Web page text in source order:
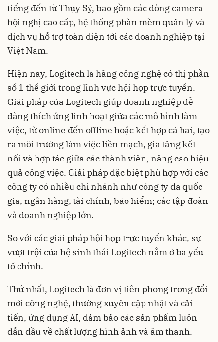
tiếng đến từ Thụy Sỹ, bao gồm các dòng camera
hội nghị cao cấp, hệ thống phần mềm quản lý và
dịch vụ hỗ trợ toàn diện tới các doanh nghiệp tại
Việt Nam.
Hiện nay, Logitech là hãng công nghệ có thị phần
số 1 thế giới trong lĩnh vực hội họp trực tuyến.
Giải pháp của Logitech giúp doanh nghiệp dễ
dàng thích ứng linh hoạt giữa các mô hình làm
việc, từ online đến offline hoặc kết hợp cả hai, tạo
ra môi trường làm việc liền mạch, gia tăng kết
nối và hợp tác giữa các thành viên, nâng cao hiệu
quả công việc. Giải pháp đặc biệt phù hợp với các
công ty có nhiều chi nhánh như công ty đa quốc
gia, ngân hàng, tài chính, bảo hiểm; các tập đoàn
và doanh nghiệp lớn.
So với các giải pháp hội họp trực tuyến khác, sự
vượt trội của hệ sinh thái Logitech nằm ở ba yếu
tố chính.
Thứ nhất, Logitech là đơn vị tiên phong trong đổi
mới công nghệ, thường xuyên cập nhật và cải
tiến, ứng dụng AI, đảm bảo các sản phẩm luôn
dẫn đầu về chất lượng hình ảnh và âm thanh.